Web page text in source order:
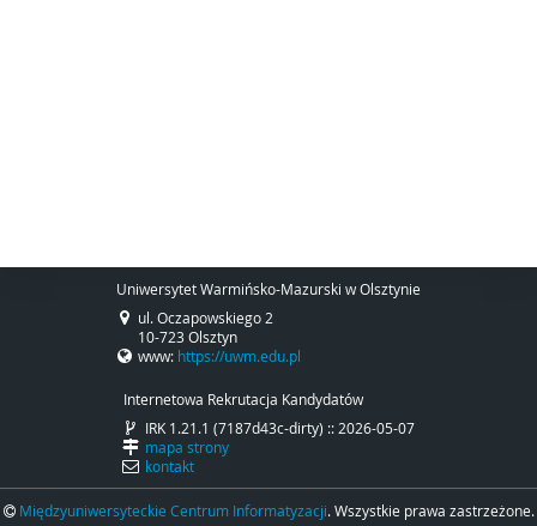
Uniwersytet Warmińsko-Mazurski w Olsztynie
ul. Oczapowskiego 2
10-723 Olsztyn
www: https://uwm.edu.pl
Internetowa Rekrutacja Kandydatów
IRK 1.21.1 (7187d43c-dirty) :: 2026-05-07
mapa strony
kontakt
Międzyuniwersyteckie Centrum Informatyzacji. Wszystkie prawa zastrzeżone.